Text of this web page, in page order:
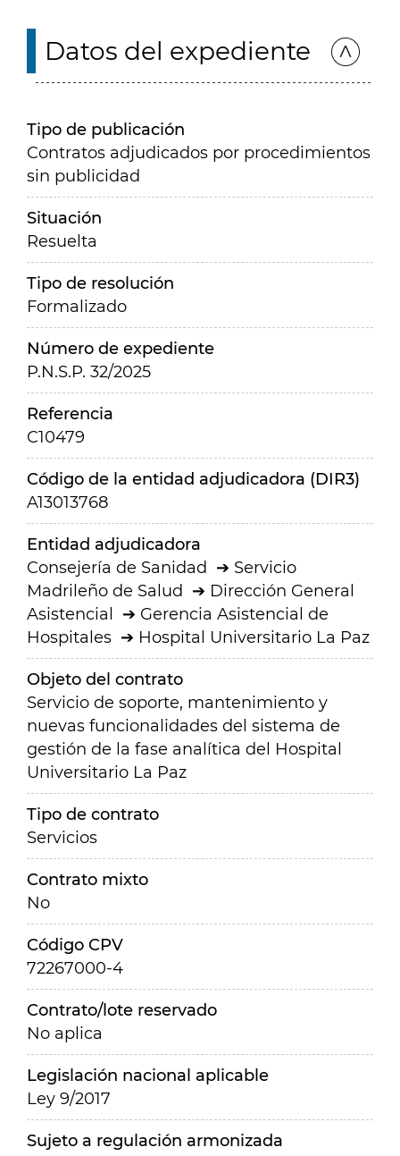
Datos del expediente
Tipo de publicación
Contratos adjudicados por procedimientos
sin publicidad
Situación
Resuelta
Tipo de resolución
Formalizado
Número de expediente
P.N.S.P. 32/2025
Referencia
C10479
Código de la entidad adjudicadora (DIR3)
A13013768
Entidad adjudicadora
Consejería de Sanidad
Servicio
Madrileño de Salud
Dirección General
Asistencial
Gerencia Asistencial de
Hospitales
Hospital Universitario La Paz
Objeto del contrato
Servicio de soporte, mantenimiento y
nuevas funcionalidades del sistema de
gestión de la fase analítica del Hospital
Universitario La Paz
Tipo de contrato
Servicios
Contrato mixto
No
Código CPV
72267000-4
Contrato/lote reservado
No aplica
Legislación nacional aplicable
Ley 9/2017
Sujeto a regulación armonizada